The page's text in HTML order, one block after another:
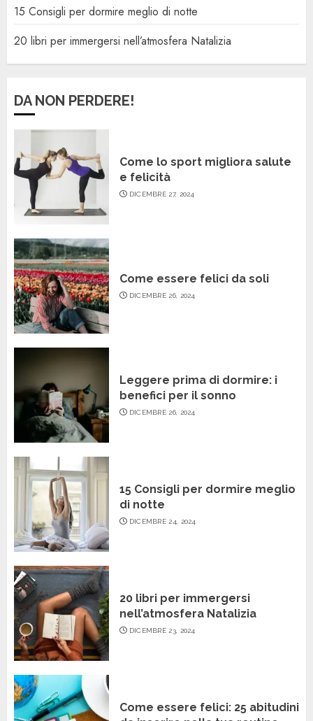
15 Consigli per dormire meglio di notte
20 libri per immergersi nell’atmosfera Natalizia
DA NON PERDERE!
Come lo sport migliora salute
e felicità
DICEMBRE 27, 2024
Come essere felici da soli
DICEMBRE 26, 2024
Leggere prima di dormire: i
benefici per il sonno
DICEMBRE 26, 2024
15 Consigli per dormire meglio
di notte
DICEMBRE 24, 2024
20 libri per immergersi
nell’atmosfera Natalizia
DICEMBRE 23, 2024
Come essere felici: 25 abitudini